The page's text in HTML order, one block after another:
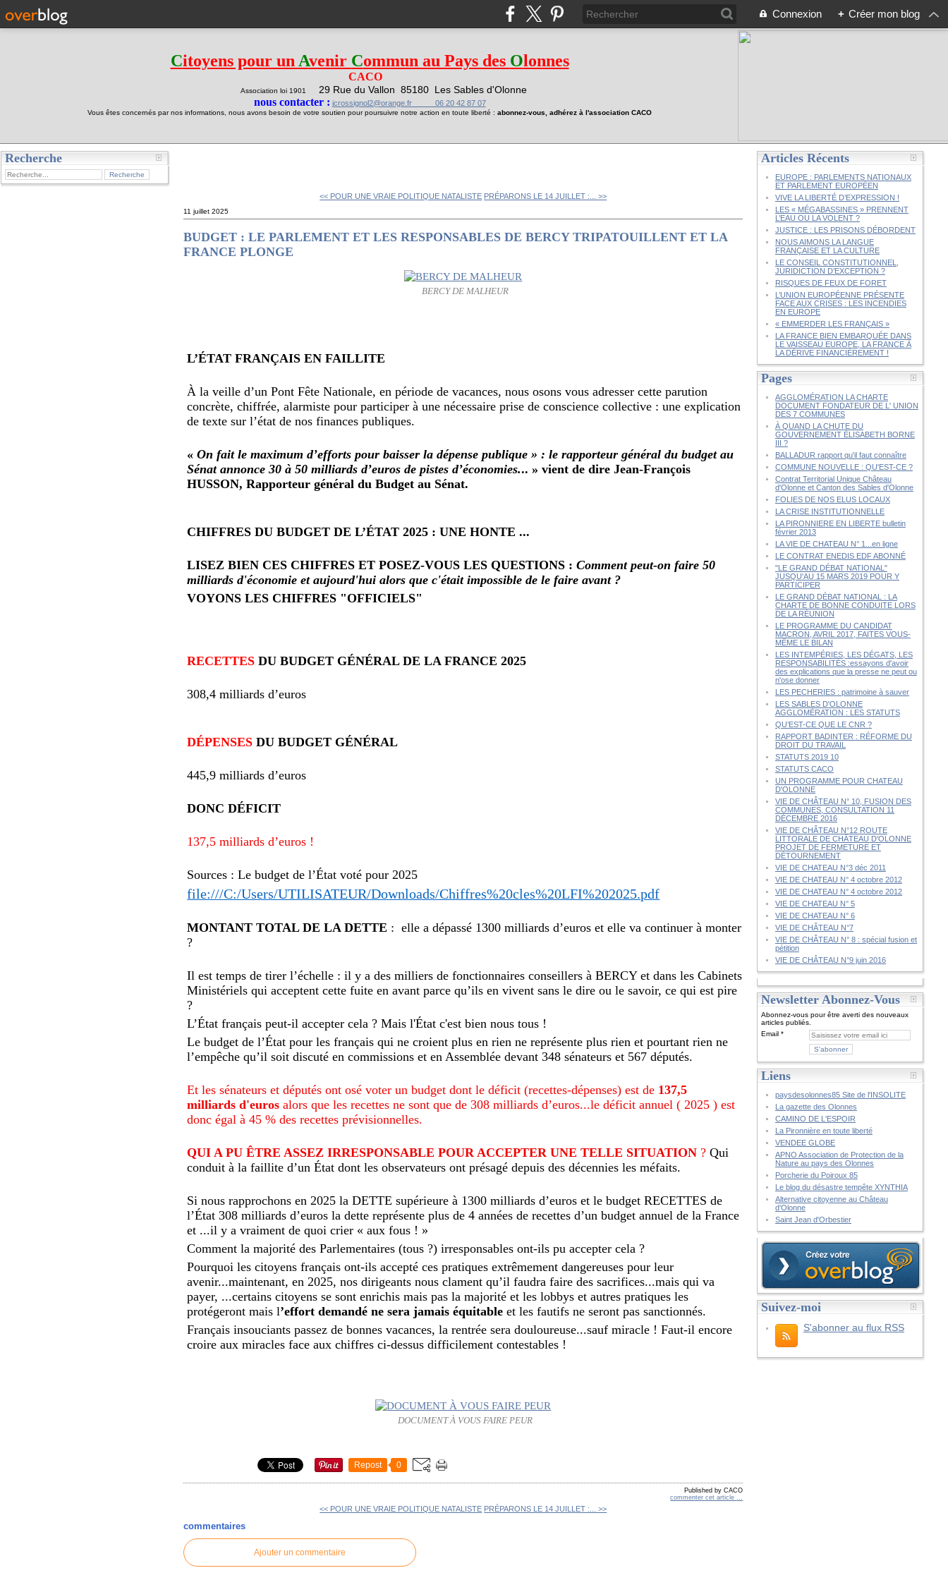
Connexion + Créer mon blog
Citoyens pour un Avenir Commun au Pays des Olonnes
CACO
Association loi 1901 29 Rue du Vallon 85180 Les Sables d'Olonne
nous contacter : jcrossignol2@orange.fr 06 20 42 87 07
Vous êtes concernés par nos informations, nous avons besoin de votre soutien pour poursuivre notre action en toute liberté : abonnez-vous, adhérez à l'association CACO
Recherche
<< POUR UNE VRAIE POLITIQUE NATALISTE PRÉPARONS LE 14 JUILLET :... >>
11 juillet 2025
BUDGET : LE PARLEMENT ET LES RESPONSABLES DE BERCY TRIPATOUILLENT ET LA
FRANCE PLONGE
BERCY DE MALHEUR
L’ÉTAT FRANÇAIS EN FAILLITE
À la veille d’un Pont Fête Nationale, en période de vacances, nous osons vous adresser cette parution
concrète, chiffrée, alarmiste pour participer à une nécessaire prise de conscience collective : une explication
de texte sur l’état de nos finances publiques.
«On fait le maximum d’efforts pour baisser la dépense publique » : le rapporteur général du budget au
Sénat annonce 30 à 50 milliards d’euros de pistes d’économies... » vient de dire Jean-François
HUSSON, Rapporteur général du Budget au Sénat.
CHIFFRES DU BUDGET DE L’ÉTAT 2025 : UNE HONTE ...
LISEZ BIEN CES CHIFFRES ET POSEZ-VOUS LES QUESTIONS : Comment peut-on faire 50
milliards d'économie et aujourd'hui alors que c'était impossible de le faire avant ?
VOYONS LES CHIFFRES "OFFICIELS"
RECETTESDU BUDGET GÉNÉRAL DE LA FRANCE 2025
308,4 milliards d’euros
DÉPENSES DU BUDGET GÉNÉRAL
445,9 milliards d’euros
DONC DÉFICIT
137,5 milliards d’euros !
Sources : Le budget de l’État voté pour 2025
file:///C:/Users/UTILISATEUR/Downloads/Chiffres%20cles%20LFI%202025.pdf
MONTANT TOTAL DE LA DETTE : elle a dépassé 1300 milliards d’euros et elle va continuer à monter
?
Il est temps de tirer l’échelle : il y a des milliers de fonctionnaires conseillers à BERCY et dans les Cabinets
Ministériels qui acceptent cette fuite en avant parce qu’ils en vivent sans le dire ou le savoir, ce qui est pire
?
L’État français peut-il accepter cela ? Mais l'État c'est bien nous tous !
Le budget de l’État pour les français qui ne croient plus en rien ne représente plus rien et pourtant rien ne
l’empêche qu’il soit discuté en commissions et en Assemblée devant 348 sénateurs et 567 députés.
Et les sénateurs et députés ont osé voter un budget dont le déficit (recettes-dépenses) est de 137,5
milliards d'euros alors que les recettes ne sont que de 308 milliards d’euros...le déficit annuel ( 2025 ) est
donc égal à 45 % des recettes prévisionnelles.
QUI A PU ÊTRE ASSEZ IRRESPONSABLE POUR ACCEPTER UNE TELLE SITUATION ?Qui
conduit à la faillite d’un État dont les observateurs ont présagé depuis des décennies les méfaits.
Si nous rapprochons en 2025 la DETTE supérieure à 1300 milliards d’euros et le budget RECETTES de
l’État 308 milliards d’euros la dette représente plus de 4 années de recettes d’un budget annuel de la France
et ...il y a vraiment de quoi crier « aux fous ! »
Comment la majorité des Parlementaires (tous ?) irresponsables ont-ils pu accepter cela ?
Pourquoi les citoyens français ont-ils accepté ces pratiques extrêmement dangereuses pour leur
avenir...maintenant, en 2025, nos dirigeants nous clament qu’il faudra faire des sacrifices...mais qui va
payer, ...certains citoyens se sont enrichis mais pas la majorité et les lobbys et autres pratiques les
protégeront mais l’effort demandé ne sera jamais équitable et les fautifs ne seront pas sanctionnés.
Français insouciants passez de bonnes vacances, la rentrée sera douloureuse...sauf miracle ! Faut-il encore
croire aux miracles face aux chiffres ci-dessus difficilement contestables !
DOCUMENT À VOUS FAIRE PEUR
Repost 0
Published by CACO
commenter cet article
<< POUR UNE VRAIE POLITIQUE NATALISTE PRÉPARONS LE 14 JUILLET :... >>
commentaires
Ajouter un commentaire
Articles Récents
EUROPE : PARLEMENTS NATIONAUX
ET PARLEMENT EUROPÉEN
VIVE LA LIBERTÉ D’EXPRESSION !
LES « MÉGABASSINES » PRENNENT
L’EAU OU LA VOLENT ?
JUSTICE : LES PRISONS DÉBORDENT
NOUS AIMONS LA LANGUE
FRANÇAISE ET LA CULTURE
LE CONSEIL CONSTITUTIONNEL,
JURIDICTION D’EXCEPTION ?
RISQUES DE FEUX DE FORET
L’UNION EUROPÉENNE PRÉSENTE
FACE AUX CRISES : LES INCENDIES
EN EUROPE
« EMMERDER LES FRANÇAIS »
LA FRANCE BIEN EMBARQUÉE DANS
LE VAISSEAU EUROPE, LA FRANCE À
LA DÉRIVE FINANCIÈREMENT !
Pages
AGGLOMÉRATION LA CHARTE
DOCUMENT FONDATEUR DE L' UNION
DES 7 COMMUNES
À QUAND LA CHUTE DU
GOUVERNEMENT ÉLISABETH BORNE
III ?
BALLADUR rapport qu'il faut connaître
COMMUNE NOUVELLE : QU'EST-CE ?
Contrat Territorial Unique Château
d'Olonne et Canton des Sables d'Olonne
FOLIES DE NOS ELUS LOCAUX
LA CRISE INSTITUTIONNELLE
LA PIRONNIERE EN LIBERTE bulletin
février 2013
LA VIE DE CHATEAU N° 1...en ligne
LE CONTRAT ENEDIS EDF ABONNÉ
"LE GRAND DÉBAT NATIONAL"
JUSQU'AU 15 MARS 2019 POUR Y
PARTICIPER
LE GRAND DÉBAT NATIONAL : LA
CHARTE DE BONNE CONDUITE LORS
DE LA RÉUNION
LE PROGRAMME DU CANDIDAT
MACRON, AVRIL 2017, FAITES VOUS-
MÊME LE BILAN
LES INTEMPÉRIES, LES DÉGATS, LES
RESPONSABILITÉS :essayons d'avoir
des explications que la presse ne peut ou
n'ose donner
LES PECHERIES : patrimoine à sauver
LES SABLES D'OLONNE
AGGLOMÉRATION : LES STATUTS
QU’EST-CE QUE LE CNR ?
RAPPORT BADINTER : RÉFORME DU
DROIT DU TRAVAIL
STATUTS 2019 10
STATUTS CACO
UN PROGRAMME POUR CHATEAU
D'OLONNE
VIE DE CHÂTEAU N° 10, FUSION DES
COMMUNES, CONSULTATION 11
DÉCEMBRE 2016
VIE DE CHÂTEAU N°12 ROUTE
LITTORALE DE CHÂTEAU D'OLONNE
PROJET DE FERMETURE ET
DÉTOURNEMENT
VIE DE CHATEAU N°3 déc 2011
VIE DE CHATEAU N° 4 octobre 2012
VIE DE CHATEAU N° 4 octobre 2012
VIE DE CHATEAU N° 5
VIE DE CHATEAU N° 6
VIE DE CHÂTEAU N°7
VIE DE CHÂTEAU N° 8 : spécial fusion et
pétition
VIE DE CHÂTEAU N°9 juin 2016
Newsletter Abonnez-Vous
Abonnez-vous pour être averti des nouveaux
articles publiés.
Email
Liens
paysdesolonnes85 Site de l'INSOLITE
La gazette des Olonnes
CAMINO DE L'ESPOIR
La Pironnière en toute liberté
VENDEE GLOBE
APNO Association de Protection de la
Nature au pays des Olonnes
Porcherie du Poiroux 85
Le blog du désastre tempête XYNTHIA
Alternative citoyenne au Château
d'Olonne
Saint Jean d'Orbestier
Suivez-moi
S'abonner au flux RSS